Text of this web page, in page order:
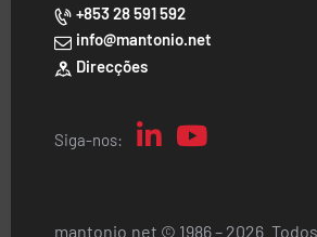
+853 28 591 592
info@mantonio.net
Direcções
Siga-nos:
mantonio.net © 1986 – 2026.